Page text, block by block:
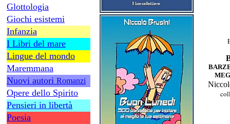
Glottologia
Giochi esistemi
Infanzia
I Libri del mare
Lingue del mondo
Maremmana
Nuovi autori Romanzi
Opere dello Spirito
Pensieri in libertà
Poesia